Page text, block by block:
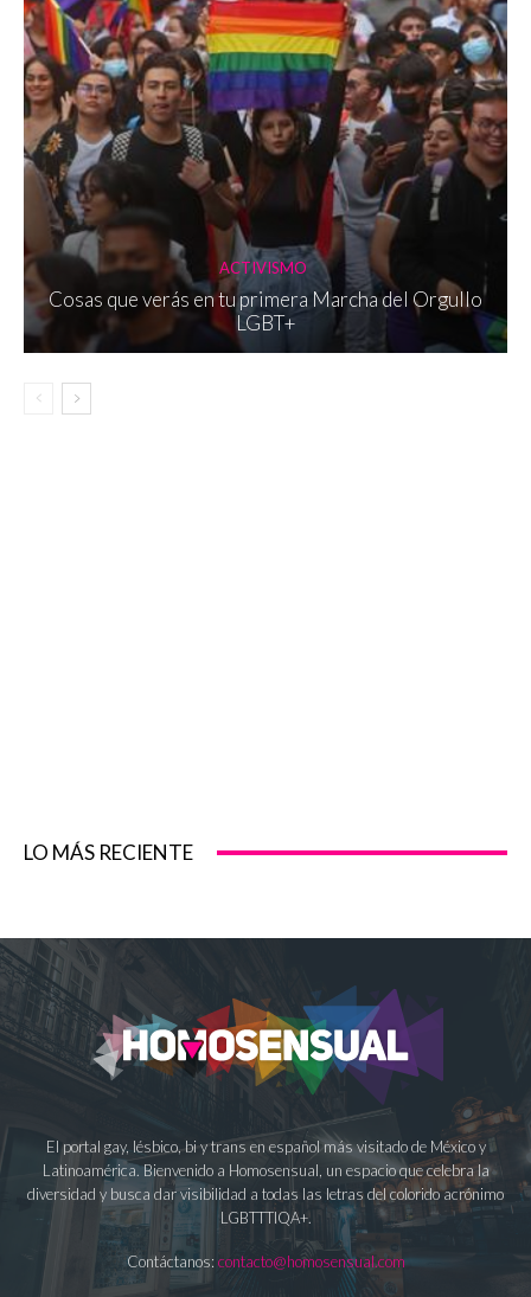
ACTIVISMO
Cosas que verás en tu primera Marcha del Orgullo
LGBT+
LO MÁS RECIENTE
El portal gay, lésbico, bi y trans en español más visitado de México y
Latinoamérica. Bienvenido a Homosensual, un espacio que celebra la
diversidad y busca dar visibilidad a todas las letras del colorido acrónimo
LGBTTTIQA+.
Contáctanos: contacto@homosensual.com